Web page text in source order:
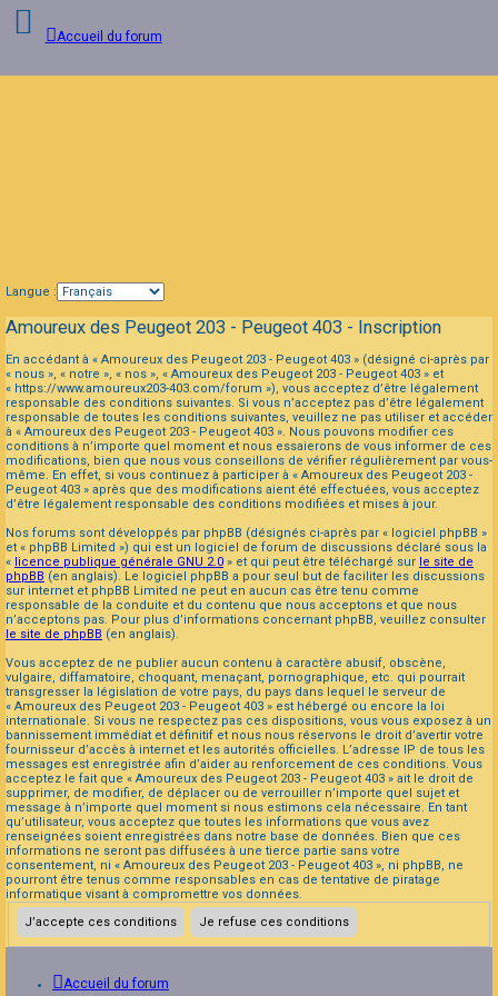
Accueil du forum
Langue :
Amoureux des Peugeot 203 - Peugeot 403 - Inscription
En accédant à « Amoureux des Peugeot 203 - Peugeot 403 » (désigné ci-après par
« nous », « notre », « nos », « Amoureux des Peugeot 203 - Peugeot 403 » et
« https://www.amoureux203-403.com/forum »), vous acceptez d’être légalement
responsable des conditions suivantes. Si vous n’acceptez pas d’être légalement
responsable de toutes les conditions suivantes, veuillez ne pas utiliser et accéder
à « Amoureux des Peugeot 203 - Peugeot 403 ». Nous pouvons modifier ces
conditions à n’importe quel moment et nous essaierons de vous informer de ces
modifications, bien que nous vous conseillons de vérifier régulièrement par vous-
même. En effet, si vous continuez à participer à « Amoureux des Peugeot 203 -
Peugeot 403 » après que des modifications aient été effectuées, vous acceptez
d’être légalement responsable des conditions modifiées et mises à jour.
Nos forums sont développés par phpBB (désignés ci-après par « logiciel phpBB »
et « phpBB Limited ») qui est un logiciel de forum de discussions déclaré sous la
« licence publique générale GNU 2.0 » et qui peut être téléchargé sur le site de
phpBB (en anglais). Le logiciel phpBB a pour seul but de faciliter les discussions
sur internet et phpBB Limited ne peut en aucun cas être tenu comme
responsable de la conduite et du contenu que nous acceptons et que nous
n’acceptons pas. Pour plus d’informations concernant phpBB, veuillez consulter
le site de phpBB (en anglais).
Vous acceptez de ne publier aucun contenu à caractère abusif, obscène,
vulgaire, diffamatoire, choquant, menaçant, pornographique, etc. qui pourrait
transgresser la législation de votre pays, du pays dans lequel le serveur de
« Amoureux des Peugeot 203 - Peugeot 403 » est hébergé ou encore la loi
internationale. Si vous ne respectez pas ces dispositions, vous vous exposez à un
bannissement immédiat et définitif et nous nous réservons le droit d’avertir votre
fournisseur d’accès à internet et les autorités officielles. L’adresse IP de tous les
messages est enregistrée afin d’aider au renforcement de ces conditions. Vous
acceptez le fait que « Amoureux des Peugeot 203 - Peugeot 403 » ait le droit de
supprimer, de modifier, de déplacer ou de verrouiller n’importe quel sujet et
message à n’importe quel moment si nous estimons cela nécessaire. En tant
qu’utilisateur, vous acceptez que toutes les informations que vous avez
renseignées soient enregistrées dans notre base de données. Bien que ces
informations ne seront pas diffusées à une tierce partie sans votre
consentement, ni « Amoureux des Peugeot 203 - Peugeot 403 », ni phpBB, ne
pourront être tenus comme responsables en cas de tentative de piratage
informatique visant à compromettre vos données.
Accueil du forum